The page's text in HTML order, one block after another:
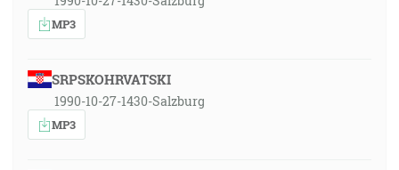
MP3
SRPSKOHRVATSKI
1990-10-27-1430-Salzburg
MP3